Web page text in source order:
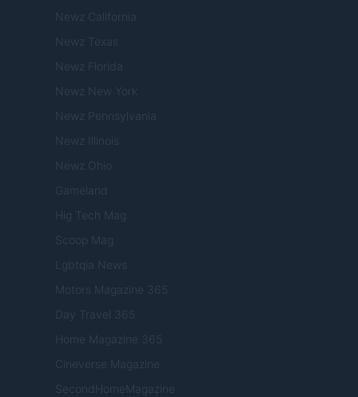
Newz California
Newz Texas
Newz Florida
Newz New York
Newz Pennsylvania
Newz Illinois
Newz Ohio
Gameland
Hig Tech Mag
Scoop Mag
Lgbtqia News
Motors Magazine 365
Day Travel 365
Home Magazine 365
Cineverse Magazine
SecondHomeMagazine